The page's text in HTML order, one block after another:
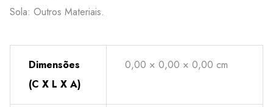
Sola: Outros Materiais.
Dimensões
(C X L X A)
0,00 × 0,00 × 0,00 cm